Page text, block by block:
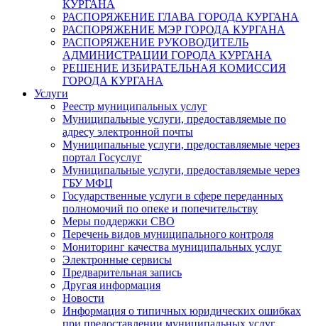
КУРГАНА
РАСПОРЯЖЕНИЕ ГЛАВА ГОРОДА КУРГАНА
РАСПОРЯЖЕНИЕ МЭР ГОРОДА КУРГАНА
РАСПОРЯЖЕНИЕ РУКОВОДИТЕЛЬ
АДМИНИСТРАЦИИ ГОРОДА КУРГАНА
РЕШЕНИЕ ИЗБИРАТЕЛЬНАЯ КОМИССИЯ
ГОРОДА КУРГАНА
Услуги
Реестр муниципальных услуг
Муниципальные услуги, предоставляемые по
адресу электронной почты
Муниципальные услуги, предоставляемые через
портал Госуслуг
Муниципальные услуги, предоставляемые через
ГБУ МФЦ
Государственные услуги в сфере переданных
полномочий по опеке и попечительству
Меры поддержки СВО
Перечень видов муниципального контроля
Мониторинг качества муниципальных услуг
Электронные сервисы
Предварительная запись
Другая информация
Новости
Информация о типичных юридических ошибках
при предоставлении муниципальных услуг